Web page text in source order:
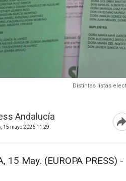
Distintas listas
Andalucía
15 mayo 2026 11:29
15 May. (EUROPA PRESS) -